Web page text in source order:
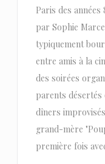
Paris des années
par Sophie
typiquement
entre amis à la
des soirées
parents désertés
dîners
grand-mère
première fois